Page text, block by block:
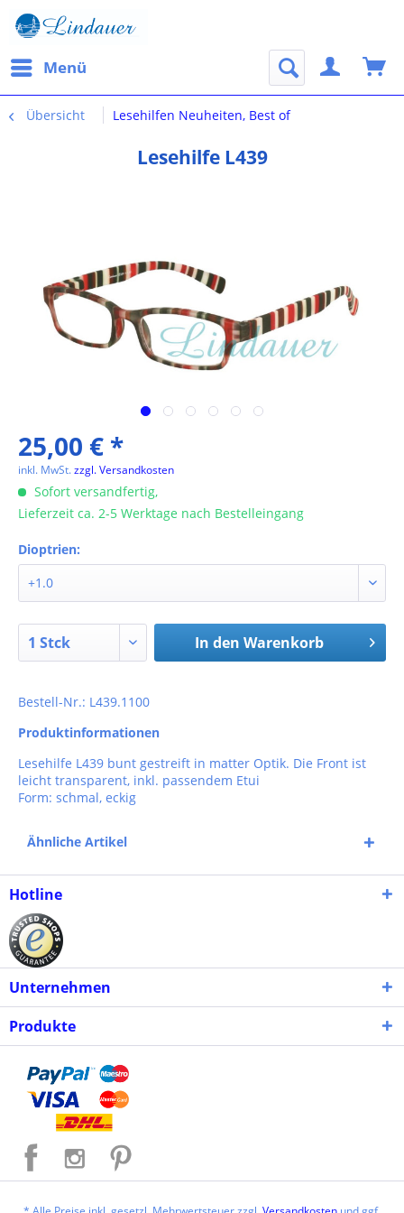
Menü
Übersicht Lesehilfen Neuheiten, Best of
Lesehilfe L439
25,00 € *
inkl. MwSt.zzgl. Versandkosten
Sofort versandfertig,
Lieferzeit ca. 2-5 Werktage nach Bestelleingang
Dioptrien:
In den Warenkorb
Bestell-Nr.: L439.1100
Produktinformationen
Lesehilfe L439 bunt gestreift in matter Optik. Die Front ist
leicht transparent, inkl. passendem Etui
Form: schmal, eckig
Ähnliche Artikel
Hotline
Unternehmen
Produkte